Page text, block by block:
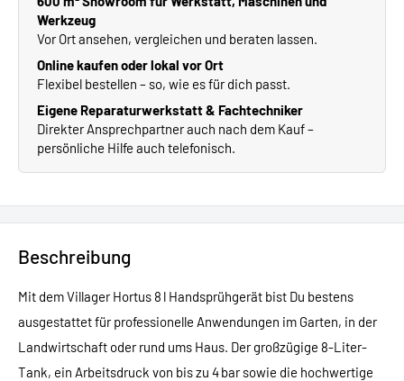
Werkzeug
Vor Ort ansehen, vergleichen und beraten lassen.
Online kaufen oder lokal vor Ort
Flexibel bestellen – so, wie es für dich passt.
Eigene Reparaturwerkstatt & Fachtechniker
Direkter Ansprechpartner auch nach dem Kauf –
persönliche Hilfe auch telefonisch.
Beschreibung
Mit dem Villager Hortus 8 l Handsprühgerät bist Du bestens
ausgestattet für professionelle Anwendungen im Garten, in der
Landwirtschaft oder rund ums Haus. Der großzügige 8-Liter-
Tank, ein Arbeitsdruck von bis zu 4 bar sowie die hochwertige